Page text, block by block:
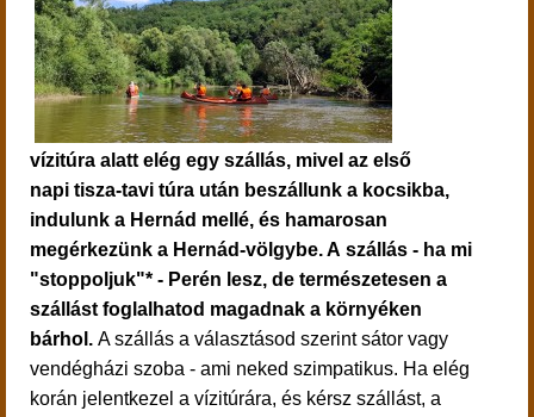
vízitúra alatt elég egy szállás, mivel az első
napi tisza-tavi túra után beszállunk a kocsikba,
indulunk a Hernád mellé, és hamarosan
megérkezünk a Hernád-völgybe. A szállás - ha mi
"stoppoljuk"* - Perén lesz, de természetesen a
szállást foglalhatod magadnak a környéken
bárhol. A szállás a választásod szerint sátor vagy
vendégházi szoba - ami neked szimpatikus. Ha elég
korán jelentkezel a vízitúrára, és kérsz szállást, a